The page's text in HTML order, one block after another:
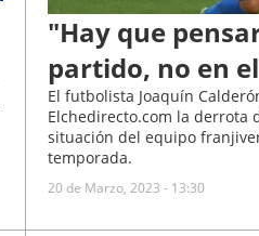
"Hay que
partido, no en
El futbolista Joaquín
Elchedirecto.com la derrota
situación del equipo
temporada.
20 de Marzo, 2023 - 13:30